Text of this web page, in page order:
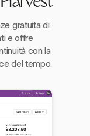
gratuita di
e offre
con la
del tempo.